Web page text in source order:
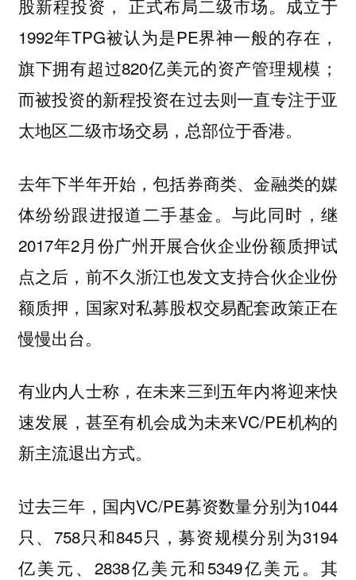
股新程投资 ， 正式布局二级市场。 成立于
1992年TPG被认为是PE界神一般的存在，
旗下拥有超过820亿美元的资产管理规模；
而被投资的新程投资在过去则一直专注于亚
太地区二级市场交易，总部位于香港。
去年下半年开始，包括券商类、金融类的媒
体纷纷跟进报道二手基金。与此同时，继
2017年2月份广州开展合伙企业份额质押试
点之后，前不久浙江也发文支持合伙企业份
额质押，国家对私募股权交易配套政策正在
慢慢出台。
有业内人士称，在未来三到五年内将迎来快
速发展，甚至有机会成为未来VC/PE机构的
新主流退出方式。
过去三年，国内VC/PE募资数量分别为1044
只、758只和845只，募资规模分别为3194
亿美元、2838亿美元和5349亿美元。其